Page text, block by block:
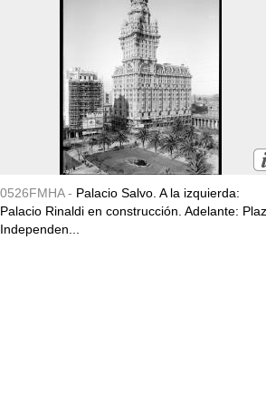
0526FMHA - Palacio Salvo. A la izquierda:
Palacio Rinaldi en construcción. Adelante:
Independen...